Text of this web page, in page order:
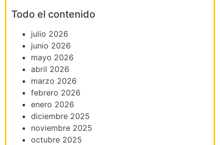
Todo el contenido
julio 2026
junio 2026
mayo 2026
abril 2026
marzo 2026
febrero 2026
enero 2026
diciembre 2025
noviembre 2025
octubre 2025